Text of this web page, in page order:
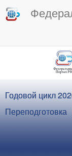
Годовой цикл
Переподготовка